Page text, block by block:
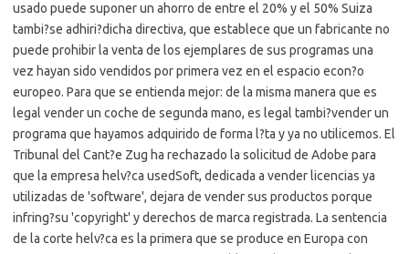
usado puede suponer un ahorro de entre el 20% y el 50% Suiza
tambi?se adhiri?dicha directiva, que establece que un fabricante no
puede prohibir la venta de los ejemplares de sus programas una
vez hayan sido vendidos por primera vez en el espacio econ?o
europeo. Para que se entienda mejor: de la misma manera que es
legal vender un coche de segunda mano, es legal tambi?vender un
programa que hayamos adquirido de forma l?ta y ya no utilicemos. El
Tribunal del Cant?e Zug ha rechazado la solicitud de Adobe para
que la empresa helv?ca usedSoft, dedicada a vender licencias ya
utilizadas de 'software', dejara de vender sus productos porque
infring?su 'copyright' y derechos de marca registrada. La sentencia
de la corte helv?ca es la primera que se produce en Europa con